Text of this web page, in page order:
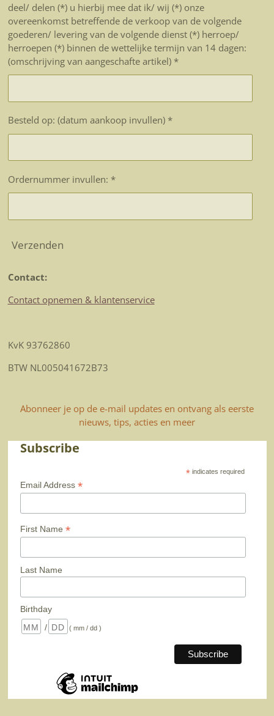
deel/ delen (*) u hierbij mee dat ik/ wij (*) onze
overeenkomst betreffende de verkoop van de volgende
goederen/ levering van de volgende dienst (*) herroep/
herroepen (*) binnen de wettelijke termijn van 14 dagen:
(omschrijving van aangeschafte artikel) *
Besteld op: (datum aankoop invullen) *
Ordernummer invullen: *
Verzenden
Contact:
Contact opnemen & klantenservice
KvK 93762860
BTW NL005041672B73
Abonneer je op de e-mail updates en ontvang als eerste
nieuws, tips, acties en meer
Subscribe
* indicates required
Email Address *
First Name *
Last Name
Birthday
/
( mm / dd )